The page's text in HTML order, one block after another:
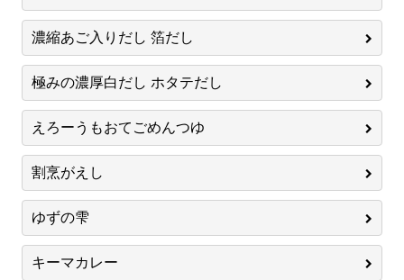
濃縮あご入りだし 箔だし
極みの濃厚白だし ホタテだし
えろーうもおてごめんつゆ
割烹がえし
ゆずの雫
キーマカレー